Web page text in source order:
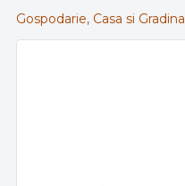
Gospodarie, Casa si Gradina